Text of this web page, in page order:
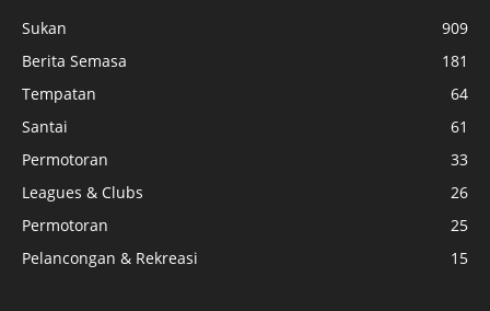
Sukan
909
Berita Semasa
181
Tempatan
64
Santai
61
Permotoran
33
Leagues & Clubs
26
Permotoran
25
Pelancongan & Rekreasi
15